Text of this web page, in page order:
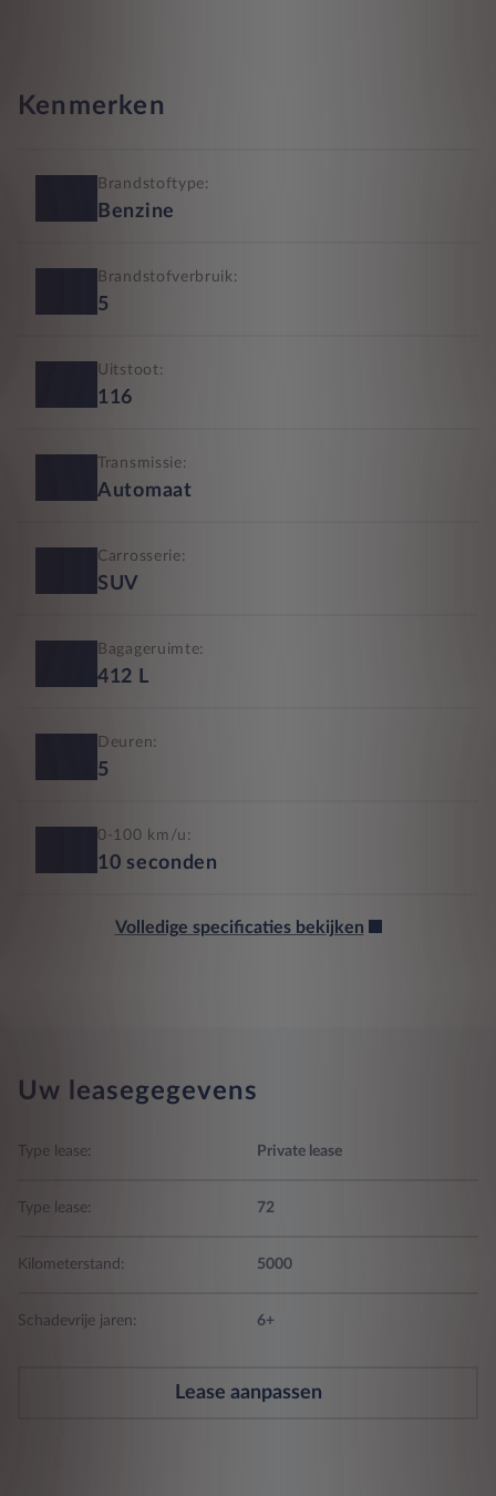
Kenmerken
Brandstoftype:
Benzine
Brandstofverbruik:
5
Uitstoot:
116
Transmissie:
Automaat
Carrosserie:
SUV
Bagageruimte:
412 L
Deuren:
5
0-100 km/u:
10 seconden
Volledige specificaties bekijken
Uw leasegegevens
Type lease: Private lease
Type lease: 72
Kilometerstand: 5000
Schadevrije jaren: 6+
Lease aanpassen